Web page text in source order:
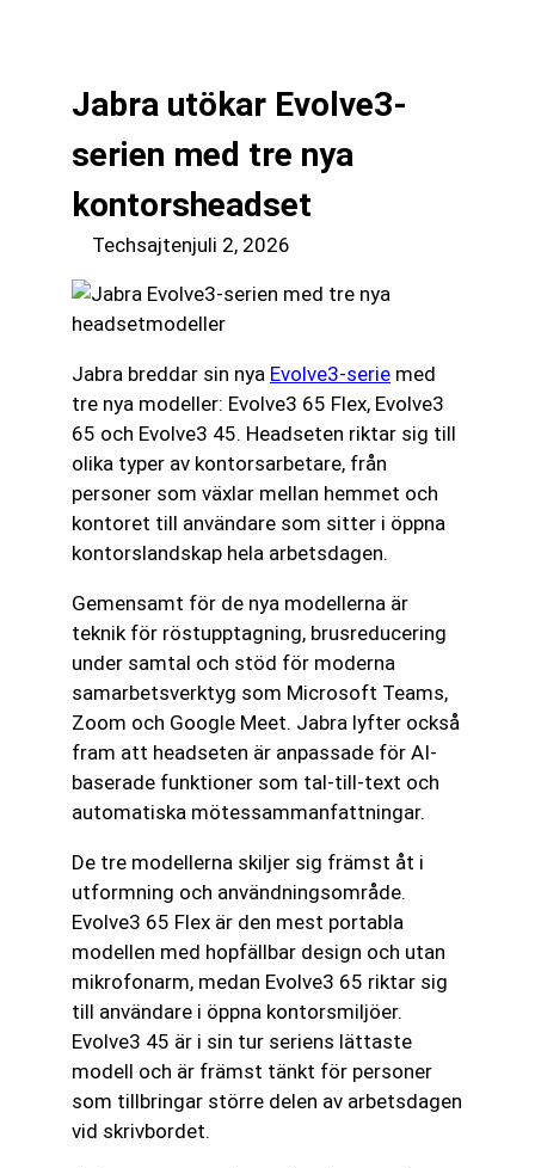
Jabra utökar Evolve3-
serien med tre nya
kontorsheadset
Techsajtenjuli 2, 2026
Jabra breddar sin nya Evolve3-serie med
tre nya modeller: Evolve3 65 Flex, Evolve3
65 och Evolve3 45. Headseten riktar sig till
olika typer av kontorsarbetare, från
personer som växlar mellan hemmet och
kontoret till användare som sitter i öppna
kontorslandskap hela arbetsdagen.
Gemensamt för de nya modellerna är
teknik för röstupptagning, brusreducering
under samtal och stöd för moderna
samarbetsverktyg som Microsoft Teams,
Zoom och Google Meet. Jabra lyfter också
fram att headseten är anpassade för AI-
baserade funktioner som tal-till-text och
automatiska mötessammanfattningar.
De tre modellerna skiljer sig främst åt i
utformning och användningsområde.
Evolve3 65 Flex är den mest portabla
modellen med hopfällbar design och utan
mikrofonarm, medan Evolve3 65 riktar sig
till användare i öppna kontorsmiljöer.
Evolve3 45 är i sin tur seriens lättaste
modell och är främst tänkt för personer
som tillbringar större delen av arbetsdagen
vid skrivbordet.